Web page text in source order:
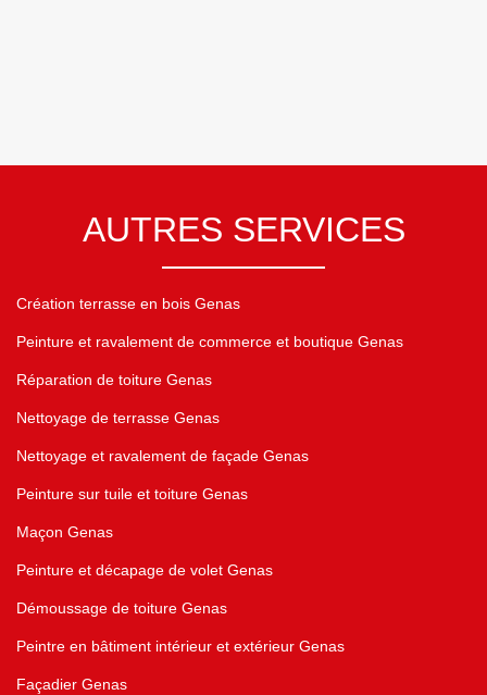
AUTRES SERVICES
Création terrasse en bois Genas
Peinture et ravalement de commerce et boutique Genas
Réparation de toiture Genas
Nettoyage de terrasse Genas
Nettoyage et ravalement de façade Genas
Peinture sur tuile et toiture Genas
Maçon Genas
Peinture et décapage de volet Genas
Démoussage de toiture Genas
Peintre en bâtiment intérieur et extérieur Genas
Façadier Genas